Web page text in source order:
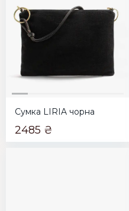
Сумка LIRIA чорна
2485 ₴